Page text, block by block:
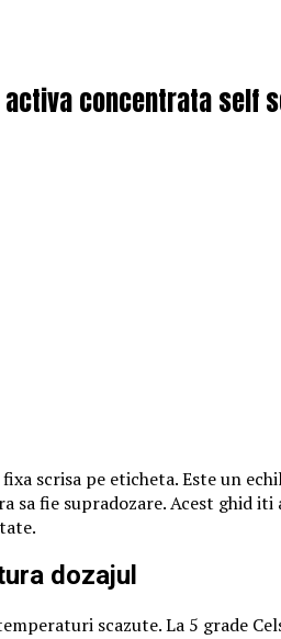
activa concentrata self
scrisa pe eticheta. Este un
sa fie supradozare. Acest
dozajul
scazute. La 5 grade